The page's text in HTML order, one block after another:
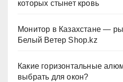
которых стынет кровь
Монитор в Казахстане —
Белый Ветер Shop.kz
Какие горизонтальные
выбрать для окон?